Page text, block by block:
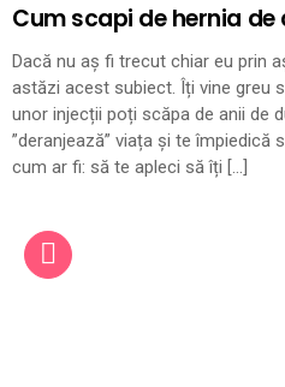
Cum scapi de hernia
Dacă nu aș fi trecut chiar eu prin
astăzi acest subiect. Îți vine greu
unor injecții poți scăpa de anii de
”deranjează” viața și te
cum ar fi: să te apleci să îți […]